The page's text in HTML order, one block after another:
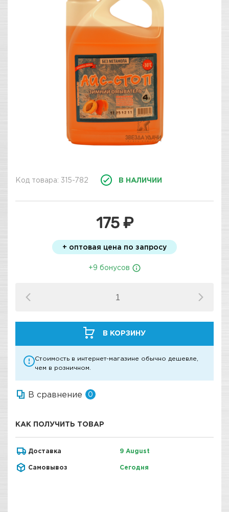
Код товара: 315-782 В НАЛИЧИИ
175 ₽
+ оптовая цена по запросу
+9 бонусов
В КОРЗИНУ
Стоимость в интернет-магазине обычно дешевле,
чем в розничном.
В сравнение 0
КАК ПОЛУЧИТЬ ТОВАР
Доставка 9 August
Самовывоз Сегодня